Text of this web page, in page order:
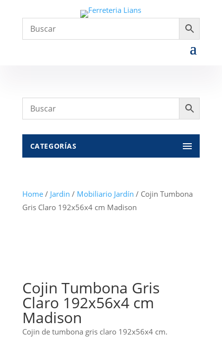
CATEGORÍAS
Home/ Jardin / Mobiliario Jardín / Cojin Tumbona
Gris Claro 192x56x4 cm Madison
Cojin Tumbona Gris
Claro 192x56x4 cm
Madison
Cojin de tumbona gris claro 192x56x4 cm.